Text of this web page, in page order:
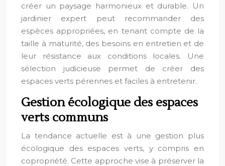
créer un paysage harmonieux et durable. Un
jardinier expert peut recommander des
espèces appropriées, en tenant compte de la
taille à maturité, des besoins en entretien et de
leur résistance aux conditions locales. Une
sélection judicieuse permet de créer des
espaces verts pérennes et faciles à entretenir.
Gestion écologique des espaces
verts communs
La tendance actuelle est à une gestion plus
écologique des espaces verts, y compris en
copropriété. Cette approche vise à préserver la